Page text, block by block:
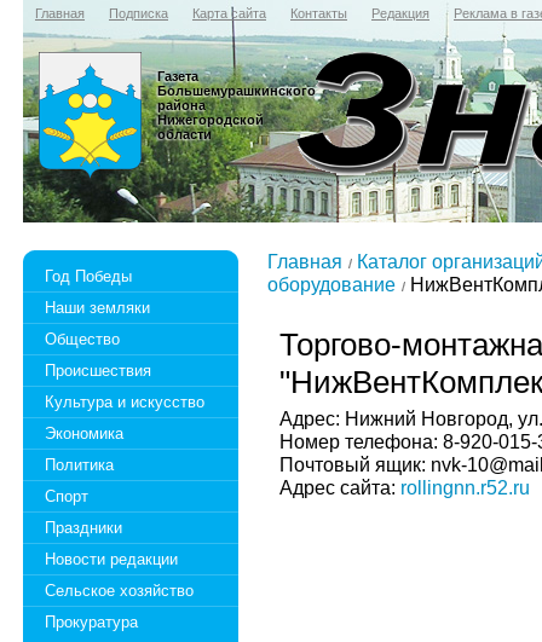
Главная Подписка Карта сайта Контакты Редакция Реклама в
Газета
Большемурашкинского
района
Нижегородской
области
Год Победы
Наши земляки
Общество
Происшествия
Культура и искусство
Экономика
Политика
Спорт
Праздники
Новости редакции
Сельское хозяйство
Прокуратура
Главная
Каталог
оборудование
Торгово-
Адрес: Нижний Новгород,
Номер телефона: 8-920-015-
Почтовый ящик: nvk-
Адрес сайта: rollingnn.r52.ru